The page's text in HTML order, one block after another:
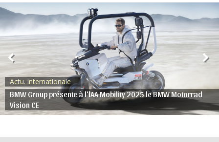
Actu. internationale
BMW Group présente à l'lAA Mobility 2025 le BMW Motorrad
Vision CE